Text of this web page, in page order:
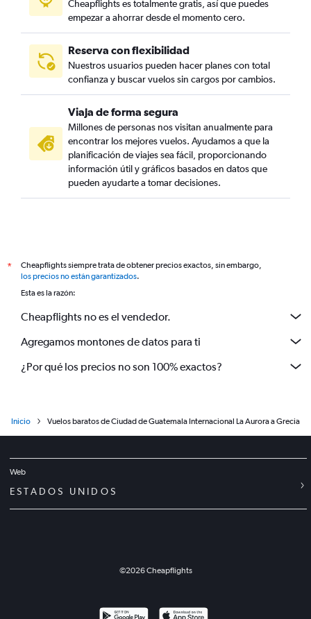
Cheapflights es totalmente gratis, así que puedes
empezar a ahorrar desde el momento cero.
Reserva con flexibilidad
Nuestros usuarios pueden hacer planes con total
confianza y buscar vuelos sin cargos por cambios.
Viaja de forma segura
Millones de personas nos visitan anualmente para
encontrar los mejores vuelos. Ayudamos a que la
planificación de viajes sea fácil, proporcionando
información útil y gráficos basados en datos que
pueden ayudarte a tomar decisiones.
*
Cheapflights siempre trata de obtener precios exactos, sin embargo,
los precios no están garantizados.
Esta es la razón:
Cheapflights no es el vendedor.
Agregamos montones de datos para ti
¿Por qué los precios no son 100% exactos?
Inicio Vuelos baratos de Ciudad de Guatemala Internacional La Aurora a Grecia
Web
ESTADOS UNIDOS
©2026Cheapflights